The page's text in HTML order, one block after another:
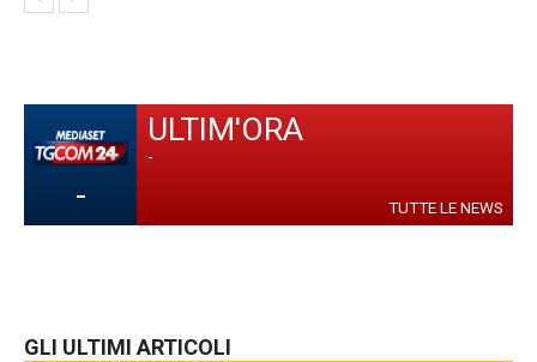
-
ULTIM'ORA
-
TUTTE LE NEWS
GLI ULTIMI ARTICOLI